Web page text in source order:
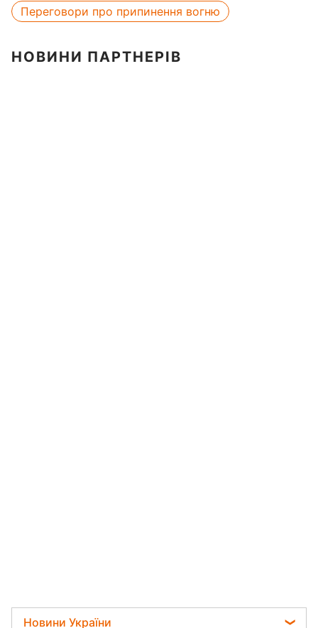
Переговори про припинення вогню
НОВИНИ ПАРТНЕРІВ
Новини України